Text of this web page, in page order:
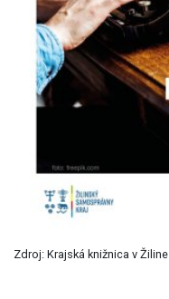
Zdroj: Krajská knižnica v Žiline